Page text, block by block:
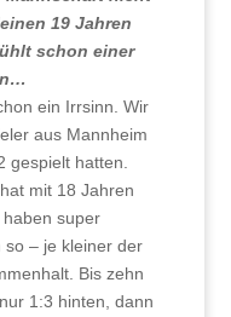
19 Jahren
schon einer
ein Irrsinn. Wir
aus Mannheim
gespielt hatten.
mit 18 Jahren
super
so – je kleiner der
Bis zehn
1:3 hinten, dann